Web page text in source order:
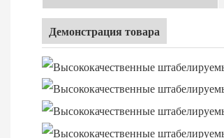
Демонстрация товара